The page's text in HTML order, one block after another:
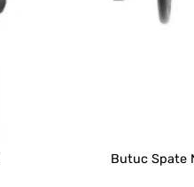
Butuc Spate